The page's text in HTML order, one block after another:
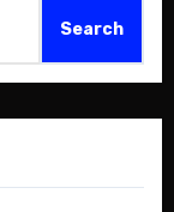
Search